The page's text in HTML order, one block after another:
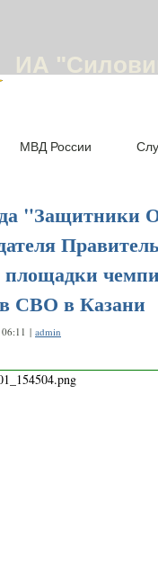
ИА
МВД России
"Защитники
площадки
СВО в Казани
| admin